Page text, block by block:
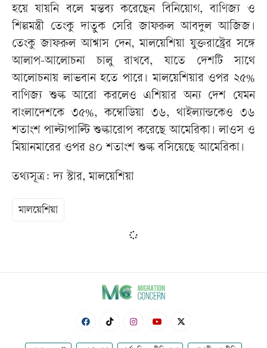
হয়ে যায়নি বলে মন্তব্য করেছেন বিনিয়োগ, বাণিজ্য ও
শিল্পমন্ত্রী তেংকু দাতুক সেরি জাফরুল আবদুল আজিজ।
তেংকু জাফরুল আশ্বাস দেন, মালয়েশিয়া যুক্তরাষ্ট্রের সঙ্গে
আলাপ-আলোচনা চালু রাখবে, যাতে দেশটি সাথে
আলোচনায় লাভবান হতে পারে। মালয়েশিয়ার ওপর ২৫%
বাণিজ্য শুল্ক আরো করলেও এশিয়ার অন্য দেশ যেমন
বাংলাদেশকে ৩৫%, কম্বোডিয়া ৩৬, থাইল্যান্ডকেও ৩৬
শতাংশ পাল্টাপাল্টি শুল্কারোপ করেছে আমেরিকা। লাওস ও
মিয়ানমারের ওপর ৪০ শতাংশ শুল্ক বসিয়েছে আমেরিকা।
তথ্যসূত্র: দ্য স্টার, মালয়েশিয়া
মালয়েশিয়া